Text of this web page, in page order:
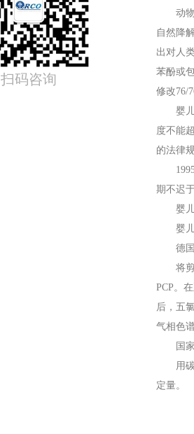
扫码咨询
动物试
自然降
出对人
苯酚或
修改76/
婴儿玩
度不能
的法律
1995/
期不迟
婴儿玩
婴儿
德国
将剪碎
PCP。
后，五
气相色
国家标
用碳酸
定量。